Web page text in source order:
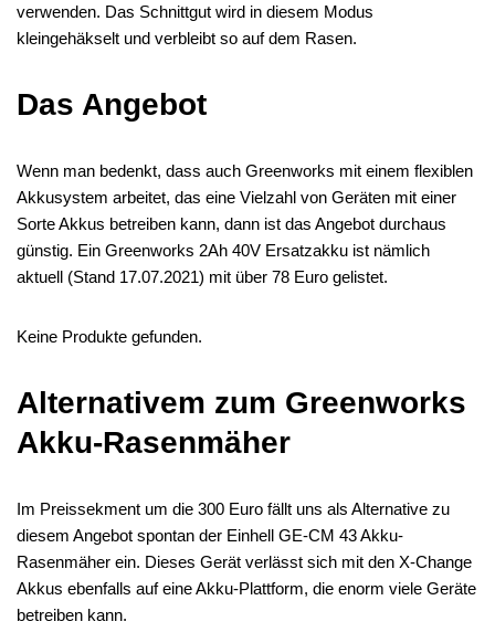
verwenden. Das Schnittgut wird in diesem Modus
kleingehäkselt und verbleibt so auf dem Rasen.
Das Angebot
Wenn man bedenkt, dass auch Greenworks mit einem flexiblen
Akkusystem arbeitet, das eine Vielzahl von Geräten mit einer
Sorte Akkus betreiben kann, dann ist das Angebot durchaus
günstig. Ein Greenworks 2Ah 40V Ersatzakku ist nämlich
aktuell (Stand 17.07.2021) mit über 78 Euro gelistet.
Keine Produkte gefunden.
Alternativem zum Greenworks
Akku-Rasenmäher
Im Preissekment um die 300 Euro fällt uns als Alternative zu
diesem Angebot spontan der Einhell GE-CM 43 Akku-
Rasenmäher ein. Dieses Gerät verlässt sich mit den X-Change
Akkus ebenfalls auf eine Akku-Plattform, die enorm viele Geräte
betreiben kann.